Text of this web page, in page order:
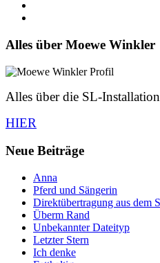
Alles über Moewe Winkler
Alles über die SL-
HIER
Neue Beiträge
Anna
Pferd und Sängerin
Direktübertragung aus dem
Überm Rand
Unbekannter Dateityp
Letzter Stern
Ich denke